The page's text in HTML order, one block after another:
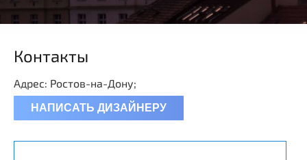
Контакты
Адрес: Ростов-на-Дону;
НАПИСАТЬ ДИЗАЙНЕРУ